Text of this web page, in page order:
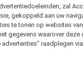
zal
gekoppeld aan uw
te tonen op websites
gegevens waarover deze
raadplegen